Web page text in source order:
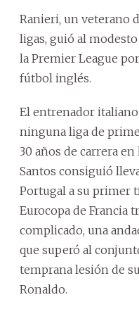
Ranieri, un veterano
ligas, guió al
la Premier League
fútbol inglés.
El entrenador
ninguna liga de
30 años de carrera
Santos consiguió
Portugal a su primer
Eurocopa de Francia
complicado, una
que superó al
temprana lesión de
Ronaldo.